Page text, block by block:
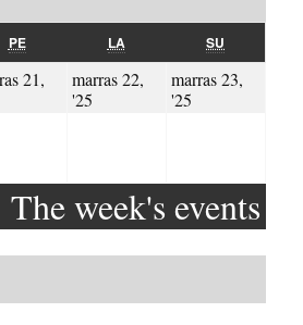
The week's events
PEPERJANTAI LALAUANTAI SU
21,
21.11.2025
marras 22,
'25 22.11.2025
marras 23,
'25 23.11.2025